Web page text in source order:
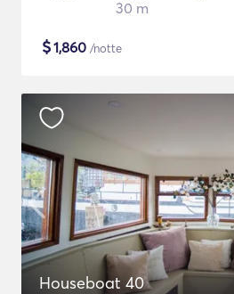
30 m
$1,860 /notte
Houseboat 40